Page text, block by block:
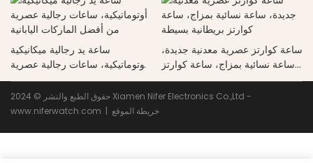
ساعة يد رجالية ميكانيكية
أوتوماتيكية، ساعات رجالية عصرية
من أفضل الماركات اليابانية
ساعة كوارتز عصرية معدنية جديدة،
ساعة نسائية بمزاج، ساعة كوارتز
بريطانية بسيطة
حقوق الطبع والنشر © 2024 Xiamen Nifer Electronics Co.,Ltd -
www.niferwatch.com | خريطة الموقع